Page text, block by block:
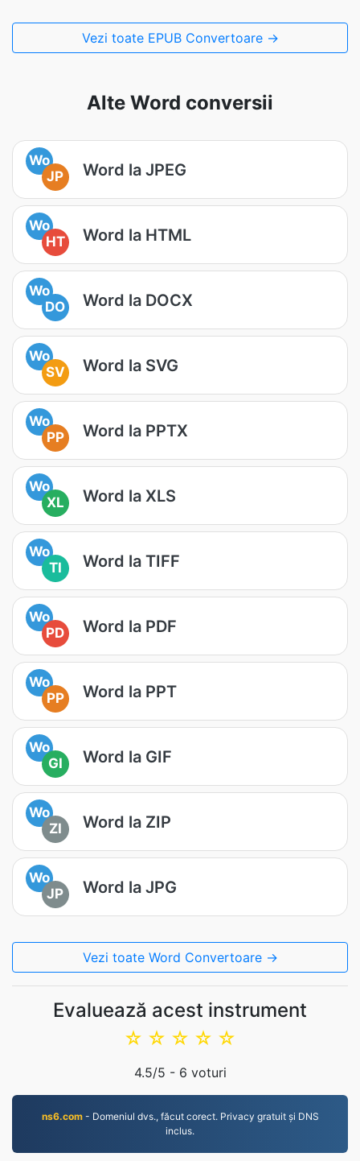
Vezi toate EPUB Convertoare →
Alte Word conversii
Wo
JP
Word la JPEG
Wo
HT
Word la HTML
Wo
DO
Word la DOCX
Wo
SV
Word la SVG
Wo
PP
Word la PPTX
Wo
XL
Word la XLS
Wo
TI
Word la TIFF
Wo
PD
Word la PDF
Wo
PP
Word la PPT
Wo
GI
Word la GIF
Wo
ZI
Word la ZIP
Wo
JP
Word la JPG
Vezi toate Word Convertoare →
Evaluează acest instrument
☆
☆
☆
☆
☆
4.5/5 - 6 voturi
ns6.com- Domeniul dvs., făcut corect. Privacy gratuit și DNS
inclus.